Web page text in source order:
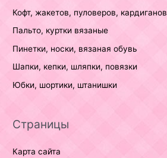
Кофт, жакетов, пуловеров, кардиганов
Пальто, куртки вязаные
Пинетки, носки, вязаная обувь
Шапки, кепки, шляпки, повязки
Юбки, шортики, штанишки
Страницы
Карта сайта